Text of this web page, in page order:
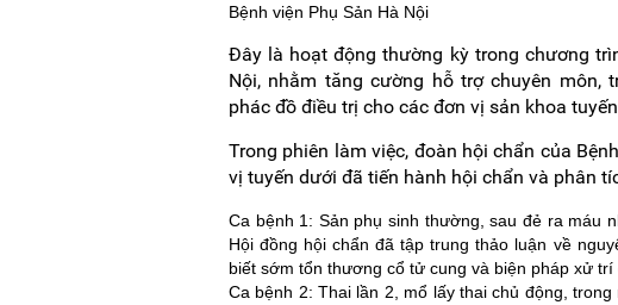
Bệnh viện Phụ Sản Hà Nội
Đây là hoạt động thường kỳ trong chương
Nội, nhằm tăng cường hỗ trợ chuyên
phác đồ điều trị cho các đơn vị sản khoa
Trong phiên làm việc, đoàn hội chẩn của
vị tuyến dưới đã tiến hành hội chẩn và phân
Ca bệnh 1: Sản phụ sinh thường, sau đẻ ra máu
Hội đồng hội chẩn đã tập trung thảo luận về
biết sớm tổn thương cổ tử cung và biện pháp xử
Ca bệnh 2: Thai lần 2, mổ lấy thai chủ động,